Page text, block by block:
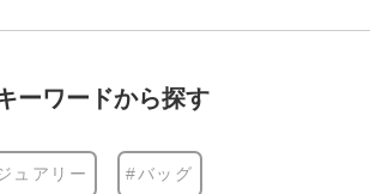
ーワードから探す
ュアリー #バッグ